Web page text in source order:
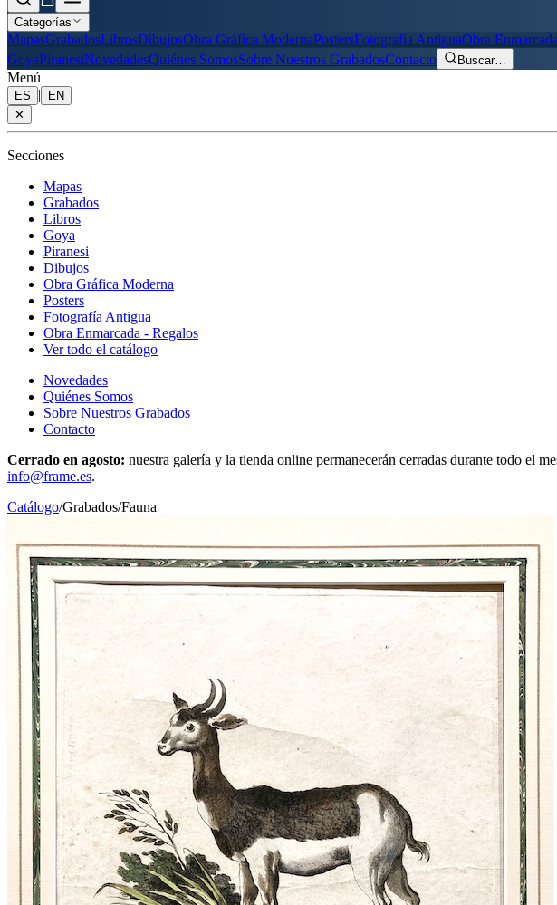
Categorías
MapasGrabadosLibrosDibujosObra Gráfica ModernaPostersFotografía AntiguaObra
GoyaPiranesiNovedadesQuiénes SomosSobre Nuestros GrabadosContacto Buscar…
Menú
ES |
EN
✕
Secciones
Mapas
Grabados
Libros
Goya
Piranesi
Dibujos
Obra Gráfica Moderna
Posters
Fotografía Antigua
Obra Enmarcada - Regalos
Ver todo el catálogo
Novedades
Quiénes Somos
Sobre Nuestros Grabados
Contacto
Cerrado en agosto: nuestra galería y la tienda online permanecerán cerradas durante todo el
info@frame.es.
Catálogo/Grabados/Fauna